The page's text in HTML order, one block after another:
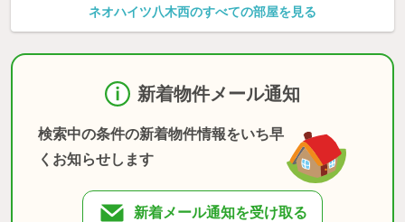
ネオハイツ八木西のすべての部屋を見る
新着物件メール通知
検索中の条件の新着物件情報をいち早
くお知らせします
新着メール通知を受け取る